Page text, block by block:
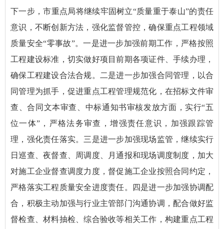
下一步，市重点局将继续牢固树立“质量重于泰山”的责任
意识，不断创新方法，强化监督管控，确保重点工程领域
质量安全“零事故”。一是进一步加强前期工作，严格按照
工程建设标准，切实做好项目前期各项证件、手续办理，
确保工程建设合法合规。二是进一步加强合同管理，以合
同管理为抓手，促进重点工程管理规范化，在招标文件审
查、合同文本审查、中标通知书审核发放方面，实行“五
位一体”，严格法务审查，增强责任意识，加强跟踪管
理，强化责任落实。三是进一步加强现场监管，继续实行
日巡查、夜督查、周调度、月通报和现场调度制度，加大
对施工企业督查调度力度，督促施工企业按照合同约定，
严格落实工程质量安全进度责任。四是进一步加强协调配
合，积极主动加强与行业主管部门沟通协调，配合做好监
督检查、材料抽检、综合验收等相关工作，构建重点工程